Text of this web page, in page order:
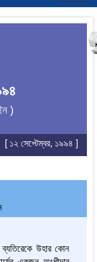
)
[ ১২ সেপ্টেম্বর, ১৯৯৪ ]
ব্যতিরেকে উহার কোন